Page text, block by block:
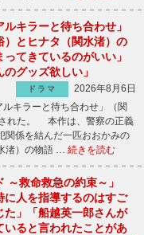
ルキラーと待ち合わせ」
）とヒナタ（関水渚）の
てきているのがいい」
のグッズ欲しい」
ドラマ
2026年8月6日
キラーと待ち合わせ」（関
れた。 本作は、警察の正義
関係を結んだ一匹おおかみの
渚）の物語 … 続きを読む
～救命救急の約束～」
に人を指導するのはすご
た」「船越英一郎さんが
いると言われたことがあ